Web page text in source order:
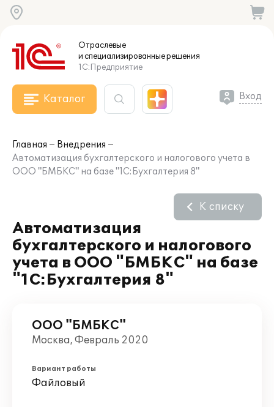
Отраслевые
и специализированныерешения
1С:Предприятие
Каталог Вход
Главная
Внедрения
Автоматизация бухгалтерского и налогового учета в
ООО "БМБКС" на базе "1С:Бухгалтерия 8"
Автоматизация
бухгалтерского и налогового
учета в ООО "БМБКС" на базе
"1С:Бухгалтерия 8"
К списку
ООО "БМБКС"
Москва, Февраль 2020
Вариант работы
Файловый